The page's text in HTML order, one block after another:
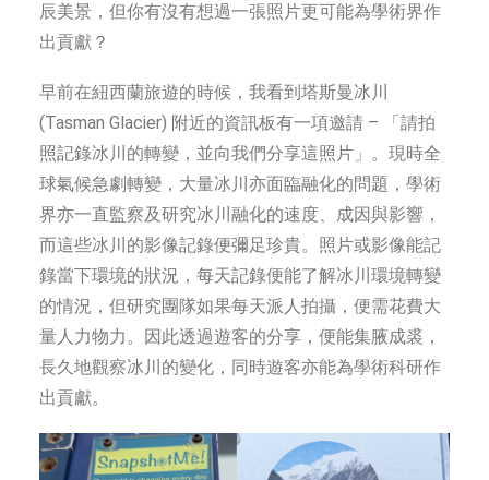
辰美景，但你有沒有想過一張照片更可能為學術界作
出貢獻？
早前在紐西蘭旅遊的時候，我看到塔斯曼冰川
(Tasman Glacier) 附近的資訊板有一項邀請 – 「請拍
照記錄冰川的轉變，並向我們分享這照片」。現時全
球氣候急劇轉變，大量冰川亦面臨融化的問題，學術
界亦一直監察及研究冰川融化的速度、成因與影響，
而這些冰川的影像記錄便彌足珍貴。照片或影像能記
錄當下環境的狀況，每天記錄便能了解冰川環境轉變
的情況，但研究團隊如果每天派人拍攝，便需花費大
量人力物力。因此透過遊客的分享，便能集腋成裘，
長久地觀察冰川的變化，同時遊客亦能為學術科研作
出貢獻。